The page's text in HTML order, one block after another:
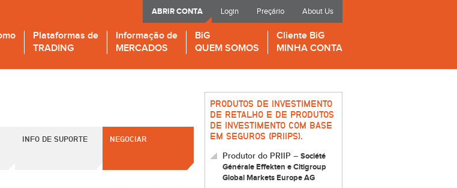
Login Preçário About Us
ABRIR CONTA
Plataformas de
TRADING
Informação de
MERCADOS
BiG
QUEM SOMOS
Cliente BiG
MINHA CONTA
INFO DE SUPORTE NEGOCIAR
PRODUTOS DE INVESTIMENTO
DE RETALHO E DE PRODUTOS
DE INVESTIMENTO COM BASE
EM SEGUROS (PRIIPS).
Produtor do PRIIP – Société
Générale Effekten e Citigroup
Global Markets Europe AG